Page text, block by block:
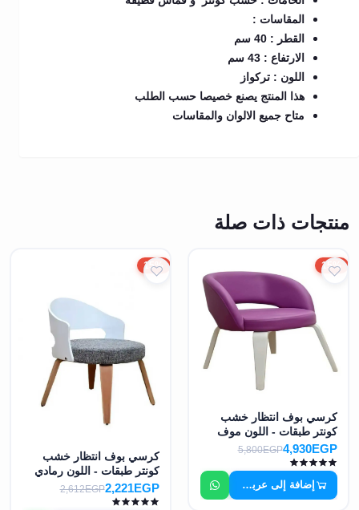
المقاسات :
القطر : 40 سم
الارتفاع : 43 سم
اللون : تركواز
هذا المنتج يصنع خصيصا حسب الطلب
متاح جميع الالوان والمقاسات
منتجات ذات صلة
15%
كرسي بوف انتظار خشب
كونتر طبقات - اللون موف
MS-7450
4,930EGP
5,800EGP
إضافة إلى عربة التسوق
15%
كرسي بوف انتظار خشب
كونتر طبقات - اللون رمادي
وابيض MS-7451
2,221EGP
2,612EGP